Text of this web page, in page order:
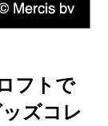
フトで
ズコレ